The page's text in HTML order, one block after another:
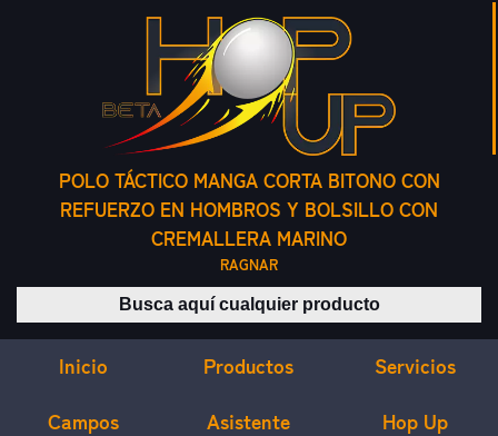
POLO TÁCTICO MANGA CORTA BITONO CON
REFUERZO EN HOMBROS Y BOLSILLO CON
CREMALLERA MARINO
RAGNAR
Buscar productos
Inicio Productos Servicios
Campos Asistente Hop Up